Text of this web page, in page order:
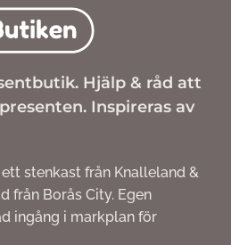
Hjälp & råd att
Inspireras av
stenkast från Knalleland &
från Borås City. Egen
ingång i markplan för